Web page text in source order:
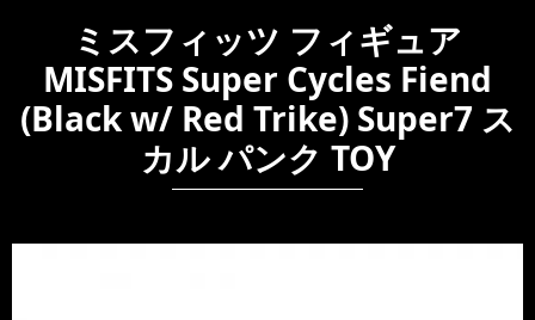
ミスフィッツ フィギュア
MISFITS Super Cycles Fiend
(Black w/ Red Trike) Super7 ス
カル パンク TOY